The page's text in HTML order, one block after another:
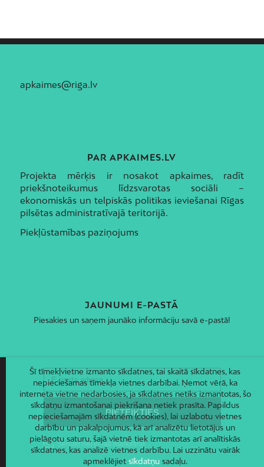
apkaimes@riga.lv
PAR APKAIMES.LV
Projekta mērķis ir nosakot apkaimes, radīt
priekšnoteikumus līdzsvarotas sociāli –
ekonomiskās un telpiskās politikas ieviešanai Rīgas
pilsētas administratīvajā teritorijā.
Piekļūstamības paziņojums
JAUNUMI E-PASTĀ
Piesakies un saņem jaunāko informāciju savā e-pastā!
Šī tīmekļvietne izmanto sīkdatnes, tai skaitā sīkdatnes, kas
nepieciešamas tīmekļa vietnes darbībai. Ņemot vērā, ka
interneta vietne nedarbosies, ja sīkdatnes netiks izmantotas, šo
sīkdatņu izmantošanai piekrišana netiek prasīta. Papildus
nepieciešamajām sīkdatnēm (cookies), lai uzlabotu vietnes
darbību un pakalpojumus, kā arī analizētu lietotājus un
pielāgotu saturu, šajā vietnē tiek izmantotas arī analītiskās
sīkdatnes, kas analizē vietnes darbību. Lai uzzinātu vairāk
apmeklējiet sīkdatņusadaļu.